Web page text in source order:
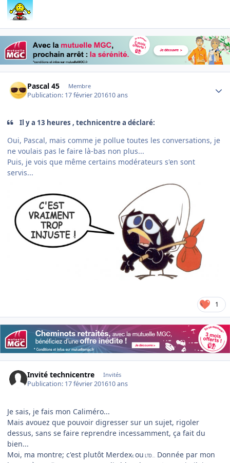
Pascal 45 Membre
Publication: 17 février 201610 ans
Il y a 13 heures , technicentre a déclaré:
Oui, Pascal, mais comme je pollue toutes les conversations, je
ne voulais pas le faire là-bas non plus...
Puis, je vois que même certains modérateurs s'en sont
servis...
1
Invité technicentre Invités
Publication: 17 février 201610 ans
Je sais, je fais mon Caliméro...
Mais avouez que pouvoir digresser sur un sujet, rigoler
dessus, sans se faire reprendre incessamment, ça fait du
bien...
Moi, ma montre; c'est plutôt Merdexcou LTD... Donnée par mon